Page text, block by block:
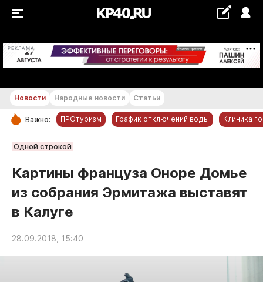
РЕКЛАМА +19...+20 °С
РУБРИКИ
Новости компаний
Статьи
Народные новости
Авто и транспорт
Благоустройство
Новости Народные новости Статьи
Важно: ПРОтуризм График отключений воды Клиника
Одной строкой
Картины француза Оноре Домье
из собрания Эрмитажа выставят
в Калуге
28.09.2018, 15:40